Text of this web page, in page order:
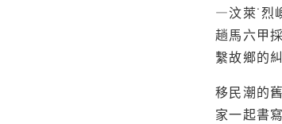
—汶萊˙烈
趟馬六甲
繫故鄉的
移民潮的
家一起書